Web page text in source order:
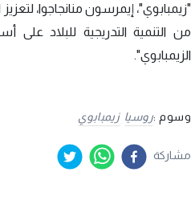
"زيمبابوي"، إيمرسون منانجاجوا،
من التنمية التدريجية للبلاد
الزيمبابوي".
وسوم :روسيا زيمبابوي
مشاركة